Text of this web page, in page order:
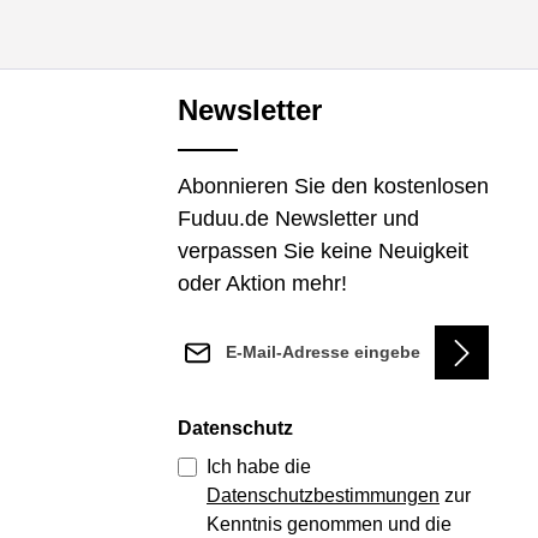
Newsletter
Abonnieren Sie den kostenlosen
Fuduu.de Newsletter und
verpassen Sie keine Neuigkeit
oder Aktion mehr!
Datenschutz
Ich habe die
Datenschutzbestimmungen zur
Kenntnis genommen und die